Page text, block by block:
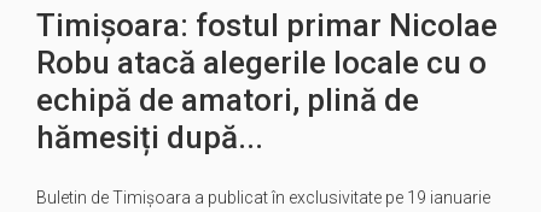
Timișoara: fostul primar Nicolae
Robu atacă alegerile locale cu o
echipă de amatori, plină de
hămesiți după...
Buletin de Timișoara a publicat în exclusivitate pe 19 ianuarie